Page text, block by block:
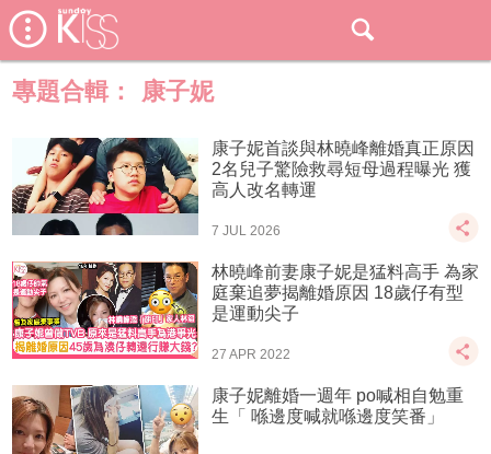
專題合輯： 康子妮
康子妮首談與林曉峰離婚真正原因
2名兒子驚險救尋短母過程曝光 獲
高人改名轉運
7 JUL 2026
林曉峰前妻康子妮是猛料高手 為家
庭棄追夢揭離婚原因 18歲仔有型
是運動尖子
27 APR 2022
康子妮離婚一週年 po喊相自勉重
生「 喺邊度喊就喺邊度笑番」